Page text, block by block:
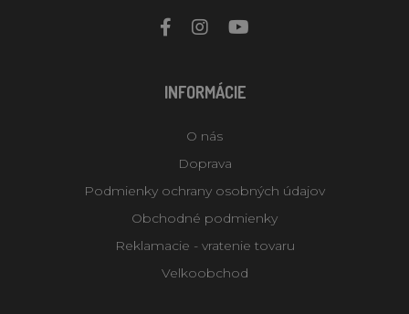
INFORMÁCIE
O nás
Doprava
Podmienky ochrany osobných údajov
Obchodné podmienky
Reklamacie - vratenie tovaru
Velkoobchod